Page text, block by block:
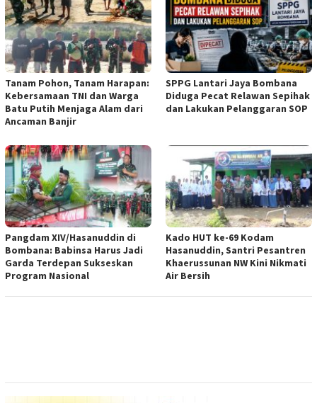
Tanam Pohon, Tanam Harapan:
Kebersamaan TNI dan Warga
Batu Putih Menjaga Alam dari
Ancaman Banjir
SPPG Lantari Jaya Bombana
Diduga Pecat Relawan Sepihak
dan Lakukan Pelanggaran SOP
Pangdam XIV/Hasanuddin di
Bombana: Babinsa Harus Jadi
Garda Terdepan Sukseskan
Program Nasional
Kado HUT ke-69 Kodam
Hasanuddin, Santri Pesantren
Khaerussunan NW Kini Nikmati
Air Bersih